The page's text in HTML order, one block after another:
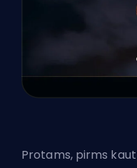
Protams, pirms